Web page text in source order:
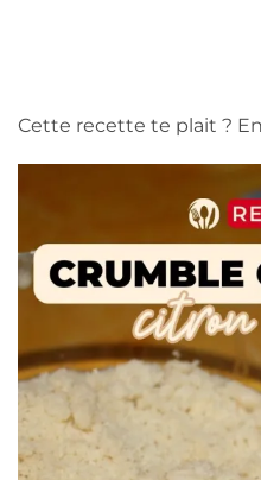
Cette recette te plait ?